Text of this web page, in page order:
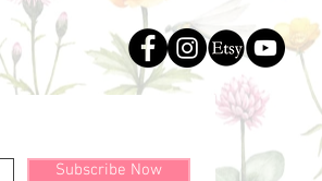
Subscribe Now